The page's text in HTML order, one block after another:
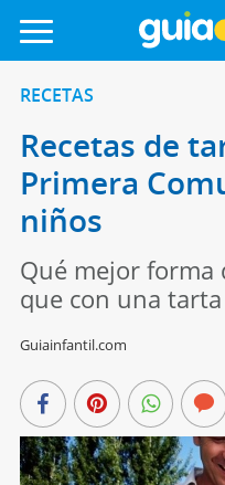
RECETAS
Recetas de
Primera
niños
Qué mejor forma
que con una tarta
Guiainfantil.com